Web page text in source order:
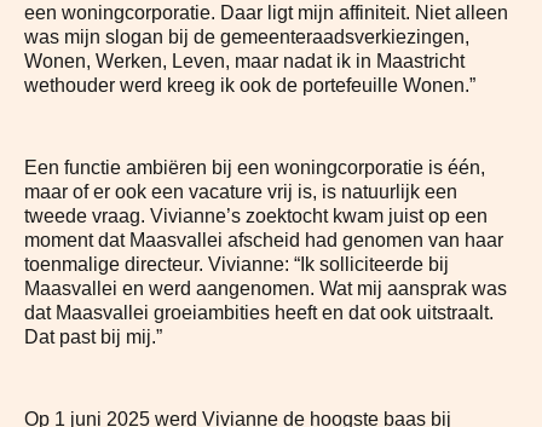
een woningcorporatie. Daar ligt mijn affiniteit. Niet alleen
was mijn slogan bij de gemeenteraadsverkiezingen,
Wonen, Werken, Leven, maar nadat ik in Maastricht
wethouder werd kreeg ik ook de portefeuille Wonen.”
Een functie ambiëren bij een woningcorporatie is één,
maar of er ook een vacature vrij is, is natuurlijk een
tweede vraag. Vivianne’s zoektocht kwam juist op een
moment dat Maasvallei afscheid had genomen van haar
toenmalige directeur. Vivianne: “Ik solliciteerde bij
Maasvallei en werd aangenomen. Wat mij aansprak was
dat Maasvallei groeiambities heeft en dat ook uitstraalt.
Dat past bij mij.”
Op 1 juni 2025 werd Vivianne de hoogste baas bij